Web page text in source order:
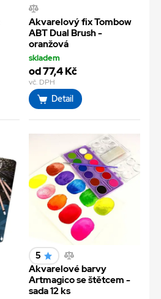
Akvarelový fix Tombow
ABT Dual Brush -
oranžová
skladem
od 77,4 Kč
vč. DPH
Detail
5
Akvarelové barvy
Artmagico se štětcem -
sada 12 ks